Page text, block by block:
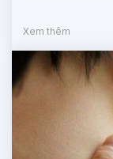
Xem thêm